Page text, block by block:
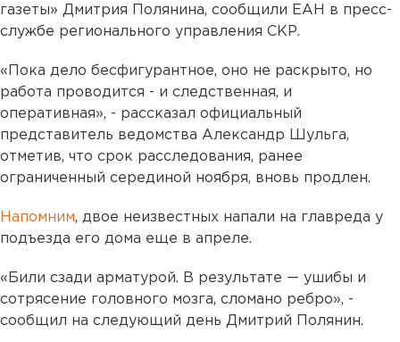
газеты» Дмитрия Полянина, сообщили ЕАН в пресс-
службе регионального управления СКР.
«Пока дело бесфигурантное, оно не раскрыто, но
работа проводится - и следственная, и
оперативная», - рассказал официальный
представитель ведомства Александр Шульга,
отметив, что срок расследования, ранее
ограниченный серединой ноября, вновь продлен.
Напомним, двое неизвестных напали на главреда у
подъезда его дома еще в апреле.
«Били сзади арматурой. В результате — ушибы и
сотрясение головного мозга, сломано ребро», -
сообщил на следующий день Дмитрий Полянин.